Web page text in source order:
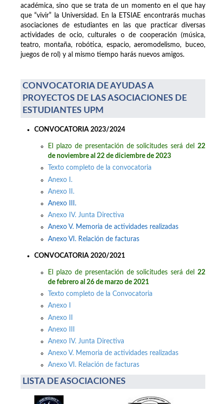
académica, sino que se trata de un momento en el que hay
que “vivir” la Universidad. En la ETSIAE encontrarás muchas
asociaciones de estudiantes en las que practicar diversas
actividades de ocio, culturales o de cooperación (música,
teatro, montaña, robótica, espacio, aeromodelismo, buceo,
juegos de rol) y al mismo tiempo harás nuevos amigos.
CONVOCATORIA DE AYUDAS A
PROYECTOS DE LAS ASOCIACIONES DE
ESTUDIANTES UPM
CONVOCATORIA 2023/2024
El plazo de presentación de solicitudes será del 22
de noviembre al 22 de diciembre de 2023
Texto completo de la convocatoria
Anexo I.
Anexo II.
Anexo III.
Anexo IV. Junta Directiva
Anexo V. Memoria de actividades realizadas
Anexo VI. Relación de facturas
CONVOCATORIA 2020/2021
El plazo de presentación de solicitudes será del 22
de febrero al 26 de marzo de 2021
Texto completo de la Convocatoria
Anexo I
Anexo II
Anexo III
Anexo IV. Junta Directiva
Anexo V. Memoria de actividades realizadas
Anexo VI. Relación de facturas
LISTA DE ASOCIACIONES